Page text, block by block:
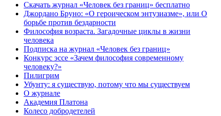
Скачать журнал «Человек без границ» бесплатно
Джордано Бруно: «О героическом энтузиазме», или О
борьбе против бездарности
Философия возраста. Загадочные циклы в жизни
человека
Подписка на журнал «Человек без границ»
Конкурс эссе «Зачем философия современному
человеку?»
Пилигрим
Убунту: я существую, потому что мы существуем
О журнале
Академия Платона
Колесо добродетелей